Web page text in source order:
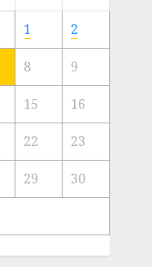
Artis
Kota
23/11/2024
0
1 2
8 9
15 16
22 23
29 30